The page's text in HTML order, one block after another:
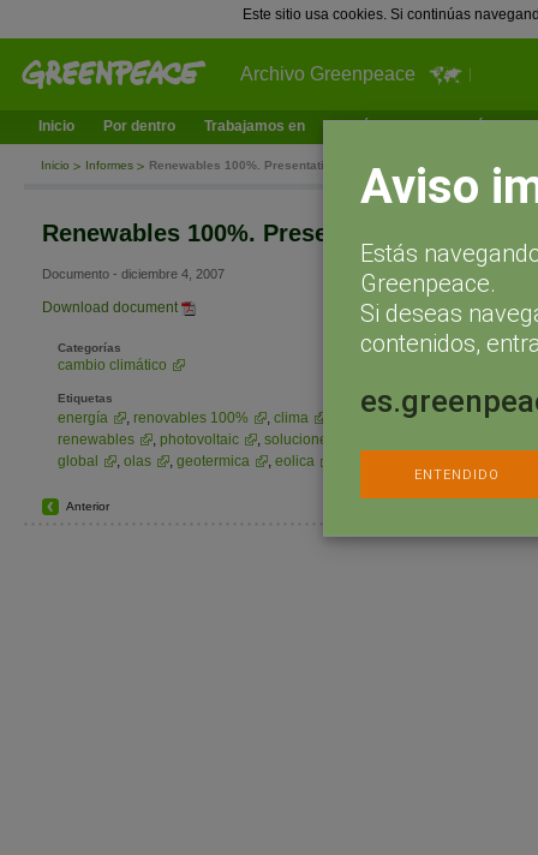
Este sitio usa cookies. Si continúas
Archivo Greenpeace
Inicio Por dentro Trabajamos en ¿Qué puedes hacer tú?
Inicio Informes Renewables 100%. Presentation
Renewables 100%. Presentation
Documento - diciembre 4, 2007
Download document
Categorías
cambio climático
Etiquetas
energía , renovables 100% , clima fotovoltaica biomasa
renewables
, photovoltaic , soluciones
global
, olas , geotermica , eolica
Anterior
Aviso
Estás
Greenpeace.
Si deseas
contenidos,
ENTENDIDO